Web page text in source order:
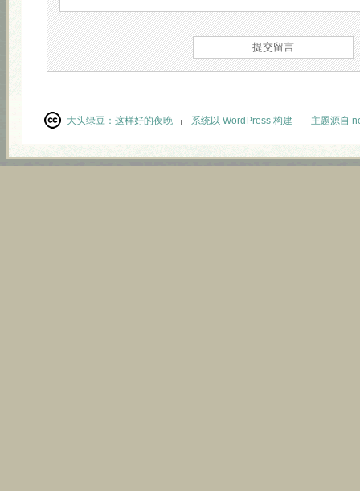
大头绿豆： 这样好的夜晚 系统以 WordPress 构建 主题源自